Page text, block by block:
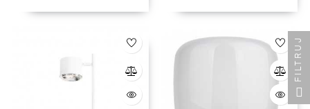
FILTRUJ